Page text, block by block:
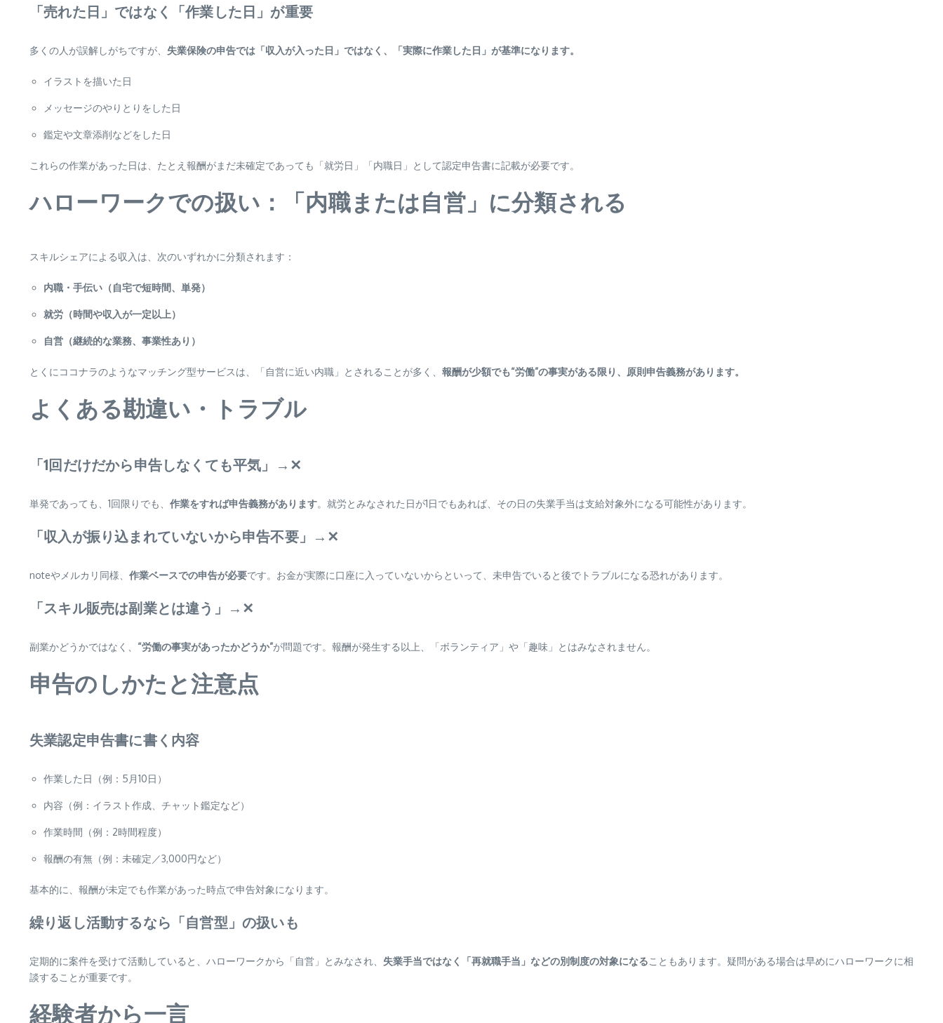
「売れた日」ではなく「作業した日」が重要
多くの人が誤解しがちですが、 失業保険の申告では「収入が入った日」ではなく、「実際に作業した日」が基準になります。
イラストを描いた日
メッセージのやりとりをした日
鑑定や文章添削などをした日
これらの作業があった日は、たとえ報酬がまだ未確定であっても「就労日」「内職日」として認定申告書に記載が必要です。
ハローワークでの扱い：「内職または自営」に分類される
スキルシェアによる収入は、次のいずれかに分類されます：
内職・手伝い（自宅で短時間、単発）
就労（時間や収入が一定以上）
自営（継続的な業務、事業性あり）
とくにココナラのようなマッチング型サービスは、「自営に近い内職」とされることが多く、 報酬が少額でも“労働”の事実がある限り、原則申告義務があります。
よくある勘違い・トラブル
「1回だけだから申告しなくても平気」→✕
単発であっても、1回限りでも、 作業をすれば申告義務があります。就労とみなされた日が1日でもあれば、その日の失業手当は支給対象外になる可能性があります。
「収入が振り込まれていないから申告不要」→✕
noteやメルカリ同様、 作業ベースでの申告が必要です。お金が実際に口座に入っていないからといって、未申告でいると後でトラブルになる恐れがあります。
「スキル販売は副業とは違う」→✕
副業かどうかではなく、 “労働の事実があったかどうか”が問題です。報酬が発生する以上、「ボランティア」や「趣味」とはみなされません。
申告のしかたと注意点
失業認定申告書に書く内容
作業した日（例：5月10日）
内容（例：イラスト作成、チャット鑑定など）
作業時間（例：2時間程度）
報酬の有無（例：未確定／3,000円など）
基本的に、報酬が未定でも作業があった時点で申告対象になります。
繰り返し活動するなら「自営型」の扱いも
定期的に案件を受けて活動していると、ハローワークから「自営」とみなされ、 失業手当ではなく「再就職手当」などの別制度の対象になることもあります。疑問がある場合は早めにハローワークに相
談することが重要です。
経験者から一言